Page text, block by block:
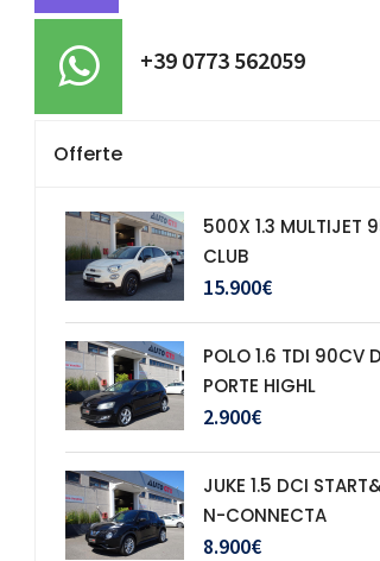
+39 0773 562059
Offerte
500X 1.3 MULTIJET
CLUB
15.900€
POLO 1.6 TDI 90CV
PORTE HIGHL
2.900€
JUKE 1.5 DCI
N-CONNECTA
8.900€